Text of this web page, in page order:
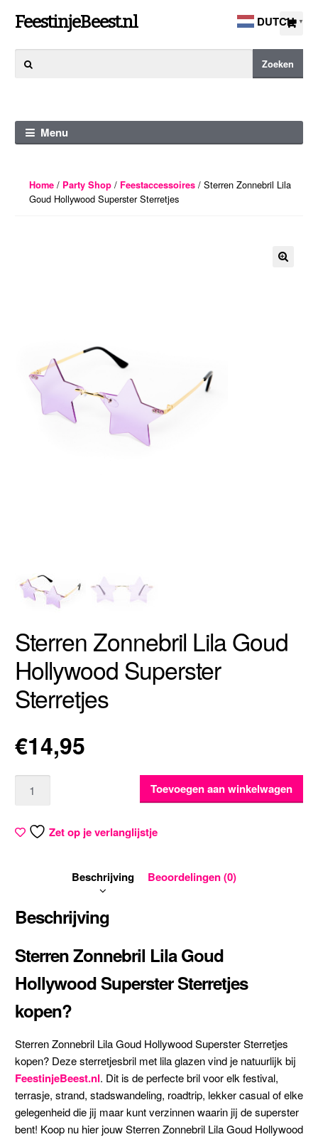
Ga
naar
navigatie
Ga
naar
de
FeestinjeBeest.nl
naar:
Zoeken
Menu
Home/ Party Shop/ Feestaccessoires/ Sterren Zonnebril Lila
Goud Hollywood Superster Sterretjes
Sterren Zonnebril Lila Goud
Hollywood Superster
Sterretjes
€14,95
Toevoegen aan winkelwagen
Zet op je verlanglijstje
Beschrijving Beoordelingen (0)
Beschrijving
Sterren Zonnebril Lila Goud
Hollywood Superster Sterretjes
kopen?
Sterren Zonnebril Lila Goud Hollywood Superster Sterretjes
kopen? Deze sterretjesbril met lila glazen vind je natuurlijk bij
FeestinjeBeest.nl. Dit is de perfecte bril voor elk festival,
terrasje, strand, stadswandeling, roadtrip, lekker casual of elke
gelegenheid die jij maar kunt verzinnen waarin jij de superster
bent! Koop nu hier jouw Sterren Zonnebril Lila Goud Hollywood
DUTCH ▼